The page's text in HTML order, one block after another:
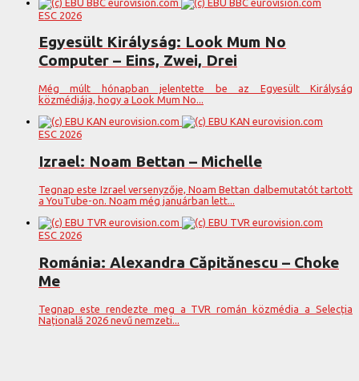
ESC 2026
Egyesült Királyság: Look Mum No
Computer – Eins, Zwei, Drei
Még múlt hónapban jelentette be az Egyesült Királyság
közmédiája, hogy a Look Mum No...
ESC 2026
Izrael: Noam Bettan – Michelle
Tegnap este Izrael versenyzője, Noam Bettan dalbemutatót tartott
a YouTube-on. Noam még januárban lett...
ESC 2026
Románia: Alexandra Căpitănescu – Choke
Me
Tegnap este rendezte meg a TVR román közmédia a Selecția
Națională 2026 nevű nemzeti...